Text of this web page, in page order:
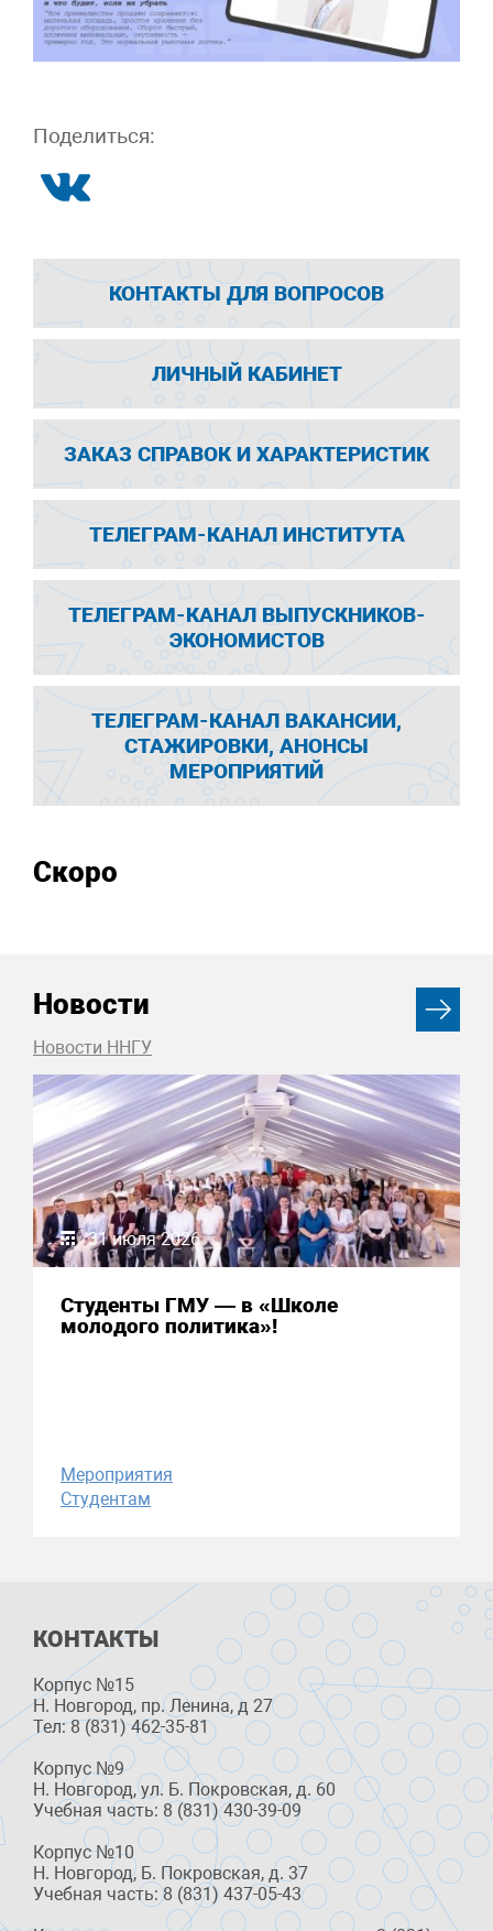
Поделиться:
КОНТАКТЫ ДЛЯ ВОПРОСОВ
ЛИЧНЫЙ КАБИНЕТ
ЗАКАЗ СПРАВОК И ХАРАКТЕРИСТИК
ТЕЛЕГРАМ-КАНАЛ ИНСТИТУТА
ТЕЛЕГРАМ-КАНАЛ ВЫПУСКНИКОВ-
ЭКОНОМИСТОВ
ТЕЛЕГРАМ-КАНАЛ ВАКАНСИИ,
СТАЖИРОВКИ, АНОНСЫ
МЕРОПРИЯТИЙ
Скоро
Новости
Новости ННГУ
31 июля 2026
Студенты ГМУ — в «Школе
молодого политика»!
Мероприятия
Студентам
КОНТАКТЫ
Корпус №15
Н. Новгород, пр. Ленина, д 27
Тел: 8 (831) 462-35-81
Корпус №9
Н. Новгород, ул. Б. Покровская, д. 60
Учебная часть: 8 (831) 430-39-09
Корпус №10
Н. Новгород, Б. Покровская, д. 37
Учебная часть: 8 (831) 437-05-43